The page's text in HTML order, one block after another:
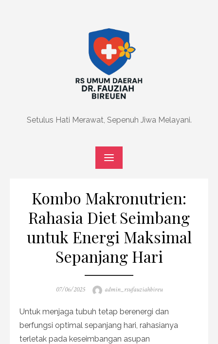
Setulus Hati Merawat, Sepenuh Jiwa Melayani.
Kombo Makronutrien:
Rahasia Diet Seimbang
untuk Energi Maksimal
Sepanjang Hari
Posted
07/06/2025 Author
admin_rsufauziahbireu
Untuk menjaga tubuh tetap berenergi dan
berfungsi optimal sepanjang hari, rahasianya
terletak pada keseimbangan asupan